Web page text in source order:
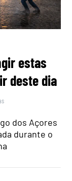
estas
deste dia
dos Açores
durante o